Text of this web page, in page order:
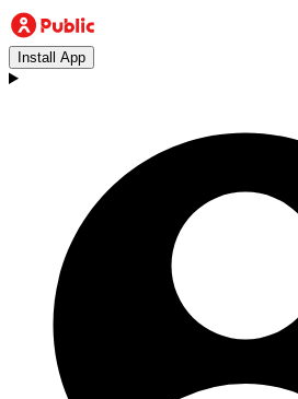
Install App